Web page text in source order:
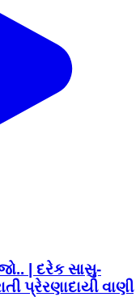
| દરેક સાસુ-
પ્રેરણાદાયી વાણી